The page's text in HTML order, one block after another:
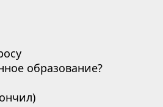
образование?